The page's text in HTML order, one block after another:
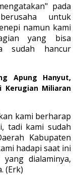
pada
untuk
namun kami
yang bisa
sudah hancur
Apung Hanyut,
Kerugian Miliaran
kami berharap
tadi kami sudah
Kabupaten
hadapi saat ini
dialaminya,
(Erk)